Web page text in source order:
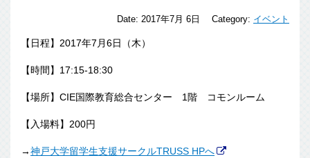
Date:2017年7月 6日 Category: イベント
【日程】2017年7月6日（木）
【時間】17:15-18:30
【場所】CIE国際教育総合センター 1階 コモンルーム
【入場料】200円
→神戸大学留学生支援サークルTRUSS HPへ